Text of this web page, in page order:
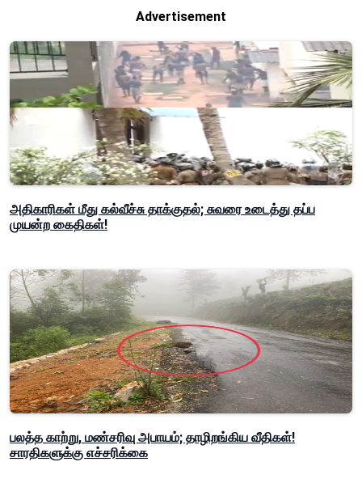
Advertisement
அதிகாரிகள் மீது கல்வீச்சு தாக்குதல்; சுவரை உடைத்து தப்ப
முயன்ற கைதிகள்!
பலத்த காற்று, மண்சரிவு அபாயம்; தாழிறங்கிய வீதிகள்!
சாரதிகளுக்கு எச்சரிக்கை